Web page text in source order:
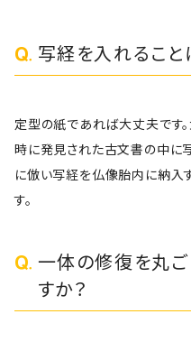
写経を入れること
定型の紙であれば大丈夫です
時に発見された古文書の中に
に倣い写経を仏像胎内に納入
す。
一体の修復を丸ご
すか？